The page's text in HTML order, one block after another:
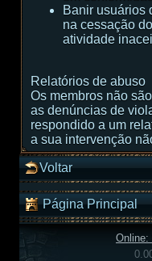
Banir usuários
na cessação
atividade
Relatórios de abuso
Os membros não
as denúncias de
respondido a um
a sua intervenção
Voltar
Página Principal
Online: